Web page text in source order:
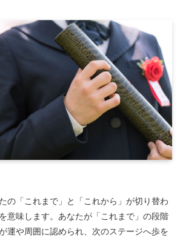
の「これまで」と「これから」が切り替わ
意味します。あなたが「これまで」の段階
運や周囲に認められ、次のステージへ歩を